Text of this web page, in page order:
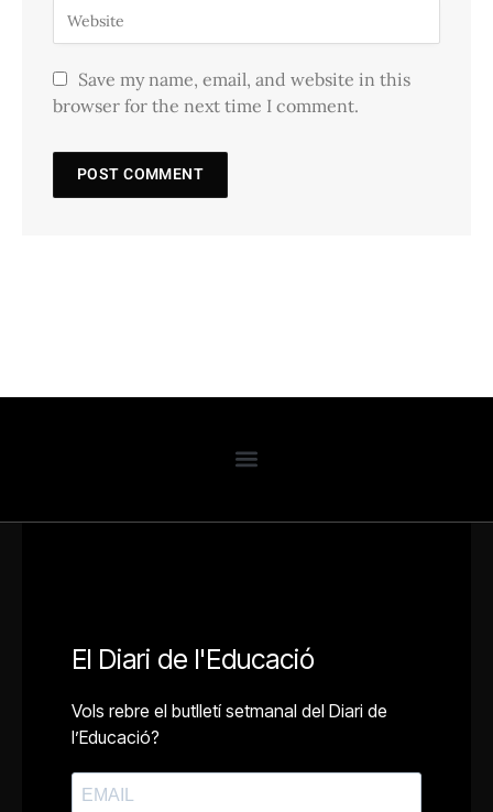
Save my name, email, and website in this
browser for the next time I comment.